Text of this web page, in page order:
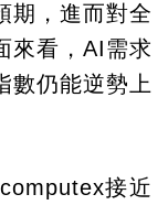
期，進而對全
來看，AI需求
數仍能逆勢上
接近